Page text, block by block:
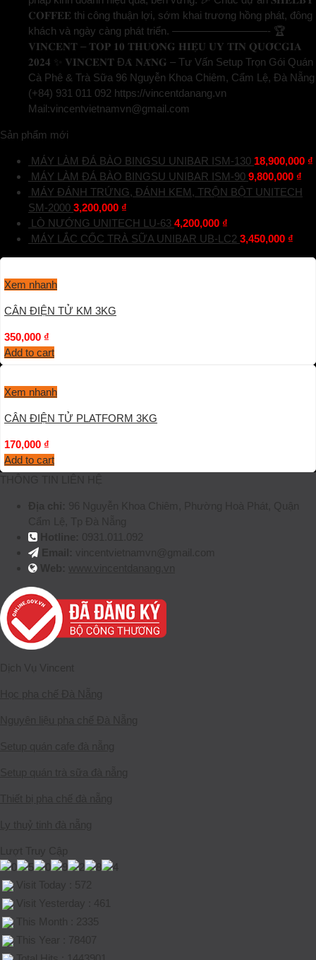
𝐂𝐎𝐅𝐅𝐄𝐄 thi công thuận lợi, sớm khai trương hồng phát, đông
khách và ngày càng phát triển. —————————- 🏆
𝐕𝐈𝐍𝐂𝐄𝐍𝐓 – 𝐓𝐎𝐏 𝟏𝟎 𝐓𝐇𝐔̛𝐎̛𝐍𝐆 𝐇𝐈𝐄̣̂𝐔 𝐔𝐘 𝐓𝐈́𝐍 𝐐𝐔𝐎̂́𝐂𝐆𝐈𝐀
𝟐𝟎𝟐𝟒 ✨ 𝐕𝐈𝐍𝐂𝐄𝐍𝐓 Đ𝐀̀ 𝐍𝐀̆̃𝐍𝐆 – Tư Vấn Setup Trọn Gói Quán
Cà Phê & Trà Sữa 96 Nguyễn Khoa Chiêm, Cẩm Lệ, Đà Nẵng
(+84) 931 011 092 https://vincentdanang.vn
Mail:vincentvietnamvn@gmail.com
Sản phẩm mới
MÁY LÀM ĐÁ BÀO BINGSU UNIBAR ISM-130 18,900,000 ₫
MÁY LÀM ĐÁ BÀO BINGSU UNIBAR ISM-90 9,800,000 ₫
MÁY ĐÁNH TRỨNG, ĐÁNH KEM, TRỘN BỘT UNITECH
SM-2000 3,200,000 ₫
LÒ NƯỚNG UNITECH LU-63 4,200,000 ₫
MÁY LẮC CỐC TRÀ SỮA UNIBAR UB-LC2 3,450,000 ₫
Xem nhanh
CÂN ĐIỆN TỬ KM 3KG
350,000 ₫
Add to cart
Xem nhanh
CÂN ĐIỆN TỬ PLATFORM 3KG
170,000 ₫
Add to cart